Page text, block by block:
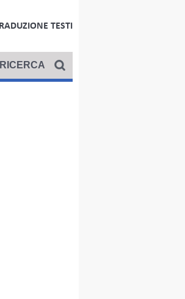
TESTI